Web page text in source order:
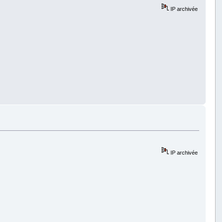
IP archivée
IP archivée